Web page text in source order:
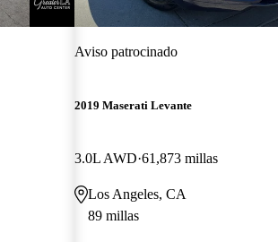
Aviso patrocinado
2019 Maserati Levante
3.0L AWD 61,873 millas
Los Angeles, CA
89 millas